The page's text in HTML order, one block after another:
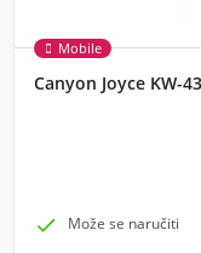
Mobile
Canyon Joyce KW-
 Može se naručiti